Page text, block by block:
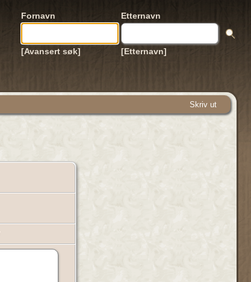
Fornavn Etternavn
[Avansert søk] [Etternavn]
Skriv ut